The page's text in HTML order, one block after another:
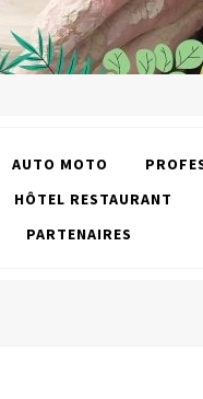
AUTO MOTO
HÔTEL RESTAURANT
PARTENAIRES